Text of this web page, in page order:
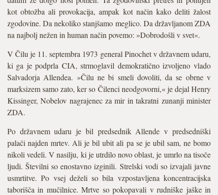
kot obtožba ali provokacija, ampak kot način kako deliti žalost
zgodovine. Da nekoliko stanjšamo meglico. Da državljanom ZDA
na najbolj nežen in human način povemo: »Dobrodošli v svet«.
V Čilu je 11. septembra 1973 general Pinochet v državnem udaru,
ki ga je podprla CIA, strmoglavil demokratično izvoljeno vlado
Salvadorja Allendea. »Čilu ne bi smeli dovoliti, da se obrne v
marksizem samo zato, ker so Čilenci neodgovorni,« je dejal Henry
Kissinger, Nobelov nagrajenec za mir in takratni zunanji minister
ZDA.
Po državnem udaru je bil predsednik Allende v predsedniški
palači najden mrtev. Ali je bil ubit ali pa se je ubil sam, ne bomo
nikoli vedeli. V nasilju, ki je utrdilo novo oblast, je umrlo na tisoče
ljudi. Številni so enostavno izginili. Strelski vodi so izvajali javne
usmrtitve. Po vsej deželi so bila vzpostavljena koncentracijska
taborišča in mučilnice. Mrtve so pokopavali v rudniške jaške in